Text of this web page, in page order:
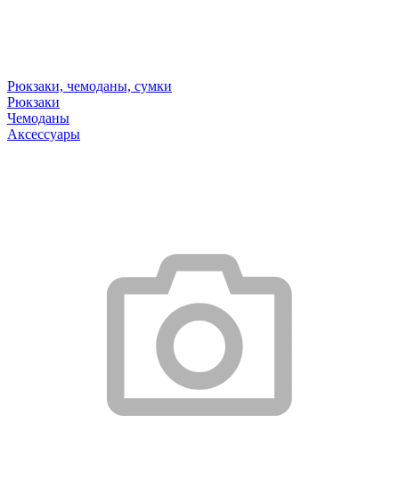
Рюкзаки, чемоданы, сумки
Рюкзаки
Чемоданы
Аксессуары